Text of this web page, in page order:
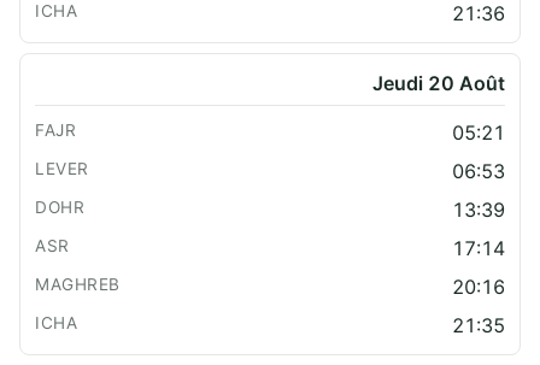
21:36
Jeudi 20 Août
05:21
06:53
13:39
17:14
20:16
21:35